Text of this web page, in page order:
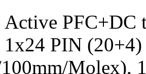
PFC+DC
1x24 PIN
Molex),